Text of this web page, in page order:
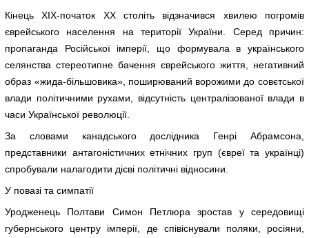
Кінець ХІХ-початок ХХ століть відзначився хвилею погромів
єврейського населення на території України. Серед причин:
пропаганда Російської імперії, що формувала в українського
селянства стереотипне бачення єврейського життя, негативний
образ «жида-більшовика», поширюваний ворожими до совєтської
влади політичними рухами, відсутність централізованої влади в
часи Української революції.
За словами канадського дослідника Генрі Абрамсона,
представники антагоністичних етнічних груп (євреї та українці)
спробували налагодити дієві політичні відносини.
У повазі та симпатії
Уродженець Полтави Симон Петлюра зростав у середовищі
губернського центру імперії, де співіснували поляки, росіяни,